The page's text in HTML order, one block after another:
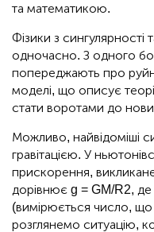
та математикою.
Фізики з сингулярності
одночасно. З одного
попереджають про
моделі, що описує
стати воротами до
Можливо, найвідоміші
гравітацією. У
прискорення,
дорівнює g = GM/R2, де
(вимірюється число, що
розглянемо ситуацію,